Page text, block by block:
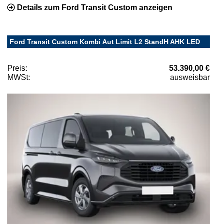
Details zum Ford Transit Custom anzeigen
Ford Transit Custom Kombi Aut Limit L2 StandH AHK LED
Preis:
53.390,00 €
MWSt:
ausweisbar